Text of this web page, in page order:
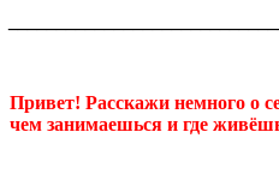
Привет! Расскажи немного о
чем занимаешься и где